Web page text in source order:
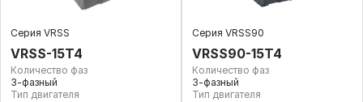
Серия VRSS
VRSS-15T4
Количество фаз
3-фазный
Тип двигателя
Серия VRSS90
VRSS90-15T4
Количество фаз
3-фазный
Тип двигателя